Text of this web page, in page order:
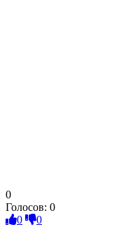
0
Голосов: 0
0
0